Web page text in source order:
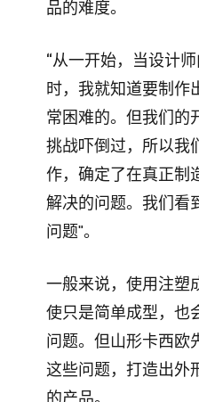
品的难度。
“从一开始，当设计
时，我就知道要制作
常困难的。但我们的
挑战吓倒过，所以我
作，确定了在真正制
解决的问题。我们看
问题"。
一般来说，使用注塑
使只是简单成型，也
问题。但山形卡西欧
这些问题，打造出外